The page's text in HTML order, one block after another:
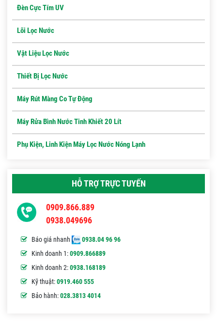
Đèn Cực Tím UV
Lõi Lọc Nước
Vật Liệu Lọc Nước
Thiết Bị Lọc Nước
Máy Rút Màng Co Tự Động
Máy Rửa Bình Nước Tinh Khiết 20 Lít
Phụ Kiện, Linh Kiện Máy Lọc Nước Nóng Lạnh
HỖ TRỢ TRỰC TUYẾN
0909.866.889
0938.049696
Báo giá nhanh
0938.04 96 96
Kinh doanh 1:0909.866889
Kinh doanh 2:0938.168189
Kỹ thuật:0919.460 555
Bảo hành:028.3813 4014